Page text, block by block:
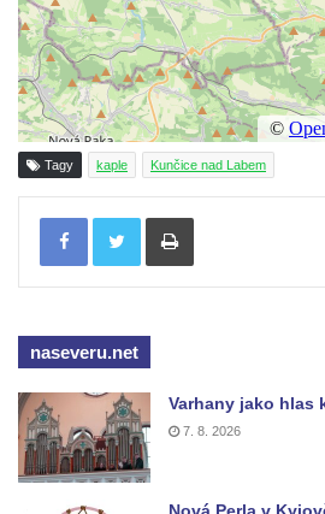
poustevnou v Teplicích nad Metují
Hřbitovní kaple/márnice na hřbitově v
Teplicích nad Metují
Kostel svatého Vavřince v Teplicích
Metují
Hrobová kaple Johanna Nitsche na
Kaple Panny Marie Karmelské na Vlčí
Kostel svatého Jana Křtitele na
náměstí v Teplicích
Chrám Povýšení svatého Kříže na
Zámeckém náměstí v Teplicích
Výklenková kaple u vodojemu v
části Kozel
Tagy kaple Kunčice nad Labem
Tisknout
naseveru.net
Varhany jako hlas
7. 8. 2026